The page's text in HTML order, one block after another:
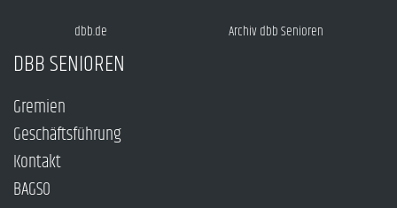
dbb.de Archiv dbb Senioren
DBB SENIOREN
Gremien
Geschäftsführung
Kontakt
BAGSO